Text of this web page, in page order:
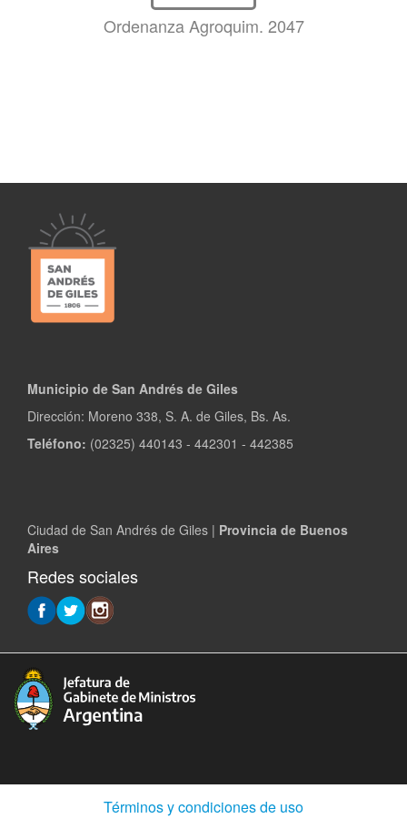
Ordenanza Agroquim. 2047
Municipio de San Andrés de Giles
Dirección: Moreno 338, S. A. de Giles, Bs. As.
Teléfono: (02325) 440143 - 442301 - 442385
Ciudad de San Andrés de Giles | Provincia de Buenos
Aires
Redes sociales
Términos y condiciones de uso(Abre